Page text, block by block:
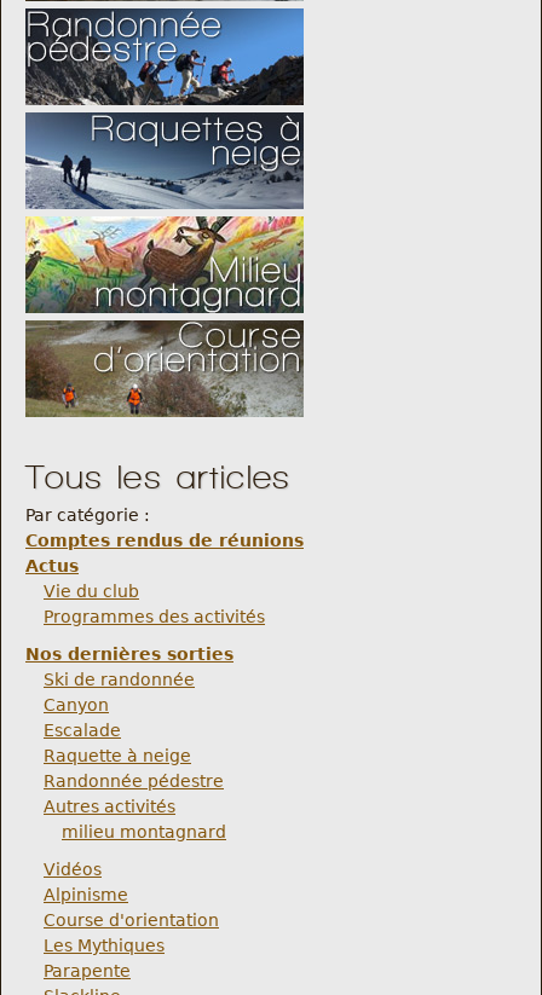
Tous les articles
Par catégorie :
Comptes rendus de réunions
Actus
Vie du club
Programmes des activités
Nos dernières sorties
Ski de randonnée
Canyon
Escalade
Raquette à neige
Randonnée pédestre
Autres activités
milieu montagnard
Vidéos
Alpinisme
Course d'orientation
Les Mythiques
Parapente